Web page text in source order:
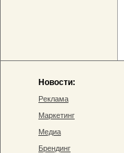
Новости:
Реклама
Маркетинг
Медиа
Брендинг